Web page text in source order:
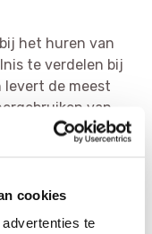
cookies
te
het huren van
te verdelen bij
levert de meest
van
We
iedere